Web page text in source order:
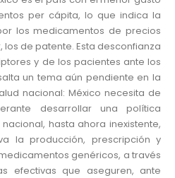
per cápita, lo que indica la
los medicamentos de precios
los de patente. Esta desconfianza
y de los pacientes ante los
un tema aún pendiente en la
nacional: México necesita de
desarrollar una política
hasta ahora inexistente,
la producción, prescripción y
genéricos, a través
efectivas que aseguren, ante